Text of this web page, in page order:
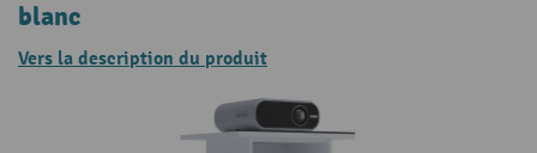
blanc
Vers la description du produit